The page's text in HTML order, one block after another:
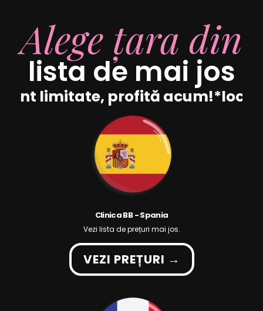
Alege țara din
lista de mai jos
limitate, profită acum!
Clinica BB - Spania
Vezi lista de prețuri mai jos.
VEZI PREȚURI →